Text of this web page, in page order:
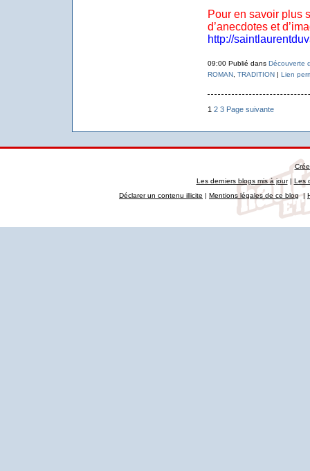
Pour en savoir plus
d’anecdotes et
http://
09:00 Publié dans Découverte
ROMAN, TRADITION| Lien
1 2 3 Page suivante
Les derniers blogs mis à jour|Les
Déclarer un contenu illicite | Mentions légales de ce blog|